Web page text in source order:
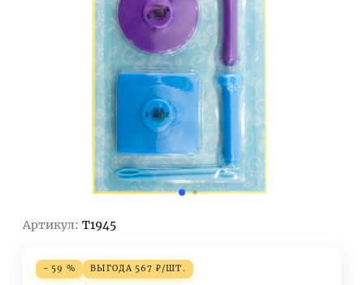
Артикул: T1945
- 59 % ВЫГОДА 567 ₽/ШТ.